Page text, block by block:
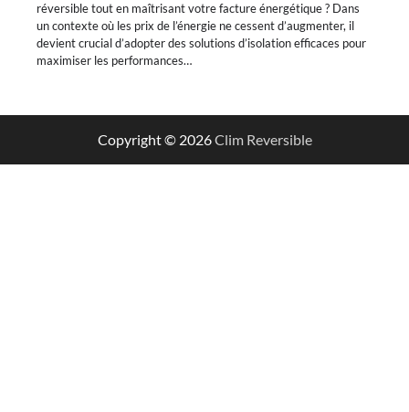
réversible tout en maîtrisant votre facture énergétique ? Dans
un contexte où les prix de l’énergie ne cessent d’augmenter, il
devient crucial d’adopter des solutions d’isolation efficaces pour
maximiser les performances…
Copyright © 2026Clim Reversible